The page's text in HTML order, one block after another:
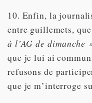
10. Enfin, la
entre guillemets,
à l’AG de dimanche
que je lui ai
refusons de
que je m’interroge